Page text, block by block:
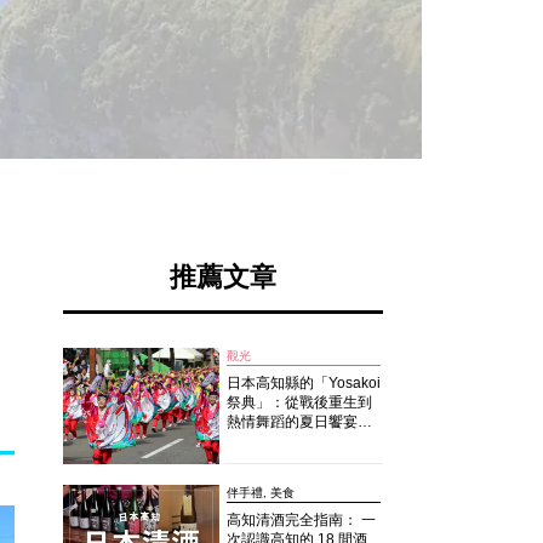
推薦文章
觀光
日本高知縣的「Yosakoi
祭典」：從戰後重生到
熱情舞蹈的夏日饗宴
伴手禮, 美食
高知清酒完全指南： 一